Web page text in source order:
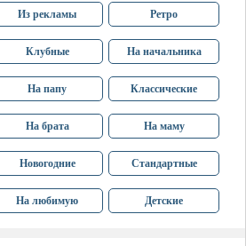
Из рекламы Ретро
Клубные На начальника
На папу Классические
На брата На маму
Новогодние Стандартные
На любимую Детские